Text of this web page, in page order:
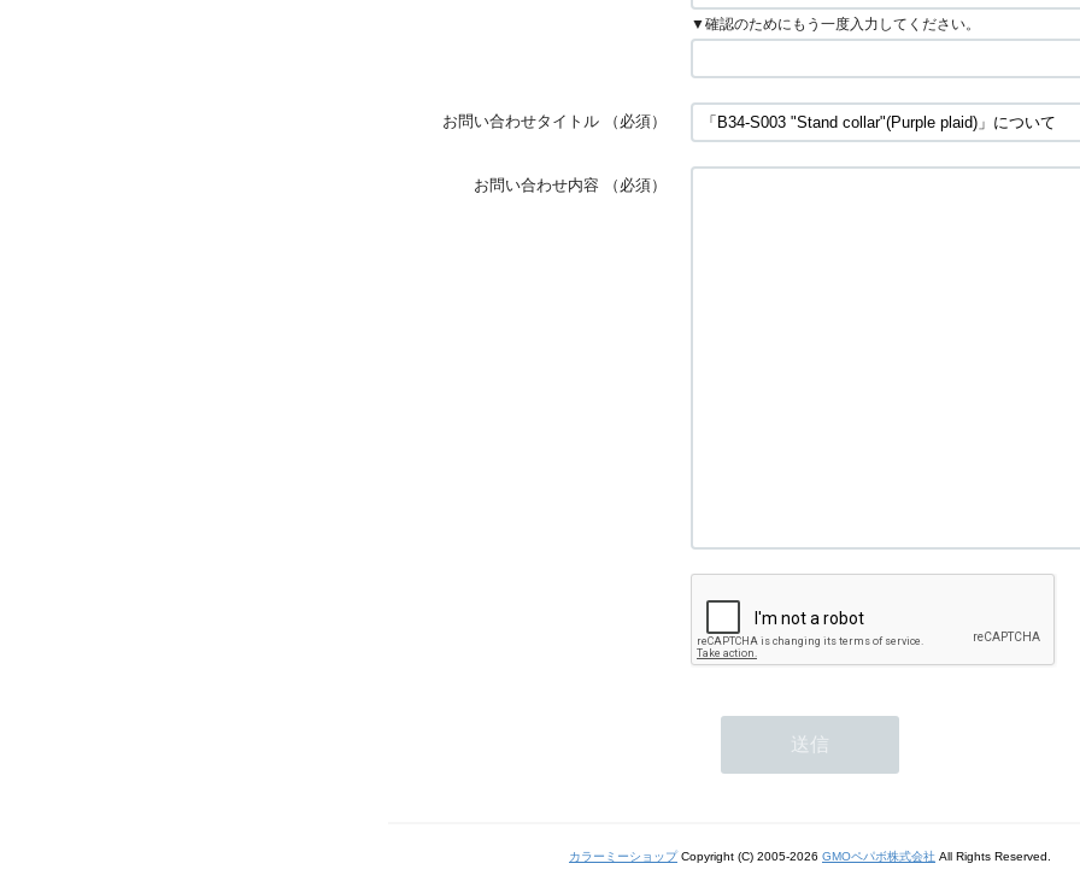
▼確認のためにもう一度入力してください。
お問い合わせタイトル （必須）
お問い合わせ内容 （必須）
カラーミーショップCopyright (C) 2005-2026 GMOペパボ株式会社 All Rights Reserved.